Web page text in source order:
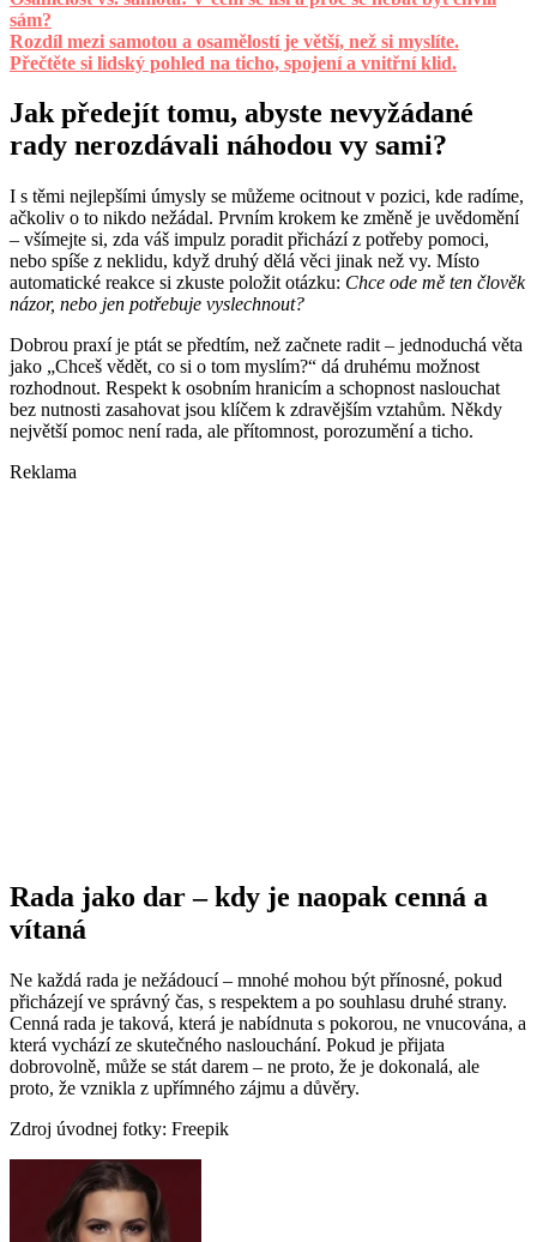
sám?
Rozdíl mezi samotou a osamělostí je větší, než si myslíte.
Přečtěte si lidský pohled na ticho, spojení a vnitřní klid.
Jak předejít tomu, abyste nevyžádané
rady nerozdávali náhodou vy sami?
I s těmi nejlepšími úmysly se můžeme ocitnout v pozici, kde radíme,
ačkoliv o to nikdo nežádal. Prvním krokem ke změně je uvědomění
– všímejte si, zda váš impulz poradit přichází z potřeby pomoci,
nebo spíše z neklidu, když druhý dělá věci jinak než vy. Místo
automatické reakce si zkuste položit otázku: Chce ode mě ten člověk
názor, nebo jen potřebuje vyslechnout?
Dobrou praxí je ptát se předtím, než začnete radit – jednoduchá věta
jako „Chceš vědět, co si o tom myslím?“ dá druhému možnost
rozhodnout. Respekt k osobním hranicím a schopnost naslouchat
bez nutnosti zasahovat jsou klíčem k zdravějším vztahům. Někdy
největší pomoc není rada, ale přítomnost, porozumění a ticho.
Reklama
Rada jako dar – kdy je naopak cenná a
vítaná
Ne každá rada je nežádoucí – mnohé mohou být přínosné, pokud
přicházejí ve správný čas, s respektem a po souhlasu druhé strany.
Cenná rada je taková, která je nabídnuta s pokorou, ne vnucována, a
která vychází ze skutečného naslouchání. Pokud je přijata
dobrovolně, může se stát darem – ne proto, že je dokonalá, ale
proto, že vznikla z upřímného zájmu a důvěry.
Zdroj úvodnej fotky: Freepik